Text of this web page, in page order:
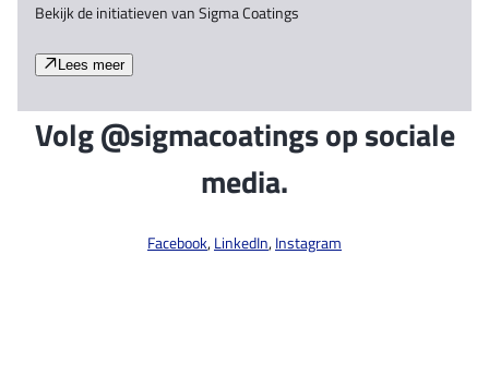
Bekijk de initiatieven van Sigma Coatings
Lees meer
Volg @sigmacoatings op sociale
media.
Facebook,LinkedIn,Instagram